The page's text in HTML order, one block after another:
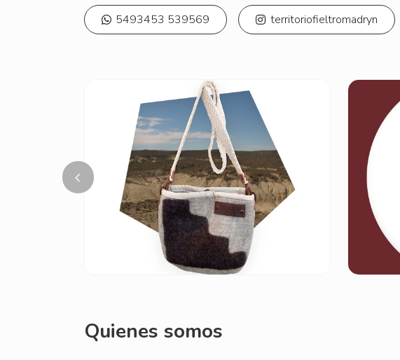
5493453 539569 territoriofieltromadryn
Quienes somos